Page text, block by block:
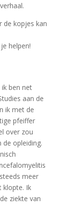
de kopjes kan
helpen!
ben net
aan de
ik met de
pfeiffer
over zou
de opleiding.
meer
klopte. Ik
ziekte van